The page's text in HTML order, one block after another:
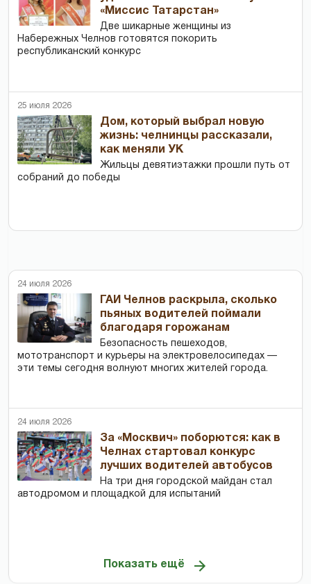
«Миссис Татарстан»
Две шикарные женщины из
Набережных Челнов готовятся покорить
республиканский конкурс
25 июля 2026
Дом, который выбрал новую
жизнь: челнинцы рассказали,
как меняли УК
Жильцы девятиэтажки прошли путь от
собраний до победы
24 июля 2026
ГАИ Челнов раскрыла, сколько
пьяных водителей поймали
благодаря горожанам
Безопасность пешеходов,
мототранспорт и курьеры на электровелосипедах —
эти темы сегодня волнуют многих жителей города.
24 июля 2026
За «Москвич» поборются: как в
Челнах стартовал конкурс
лучших водителей автобусов
На три дня городской майдан стал
автодромом и площадкой для испытаний
Показать ещё